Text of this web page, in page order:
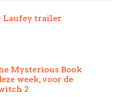
Laufey trailer
Mysterious Book
week, voor de
2